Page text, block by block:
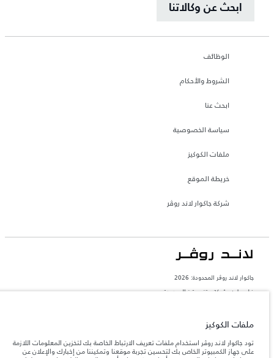
ابحث عن وكالاتنا
الوظائف
الشروط والأحكام
ابحث عنا
سياسة الخصوصية
ملفات الكوكيز
خريطة الموقع
شركة جاكوار لاند روڤر
جاكوار لاند روڨر المحدودة: 2026
فلسطين, شركة ريتز موترز المحدودة
والحد الأقصى لأحمال المحور عند تحميل السيارة بالإكسسوارات والركاب والسوائل والوقود
ملفات الكوكيز
تود جاكوار لاند روڤر استخدام ملفات تعريف الارتباط الخاصة بك لتخزين المعلومات اللازمة
على جهاز الكمبيوتر الخاص بك لتحسين تجربة موقعنا وتمكيننا من إخبارك والإعلان عن